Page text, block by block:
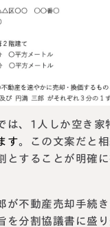
は、1人しか空き家
す。この文案だと
とすることが明確
が不動産売却手続
を分割協議書に盛